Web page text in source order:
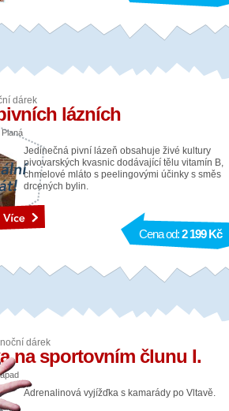
dárek
lázních
Jedinečná pivní lázeň obsahuje živé kultury
pivovarských kvasnic dodávající tělu vitamín B,
chmelové mláto s peelingovými účinky s směs
drcených bylin.
Cena od:2 199 Kč
dárek
na sportovním člunu I.
Adrenalinová vyjížďka s kamarády po Vltavě.